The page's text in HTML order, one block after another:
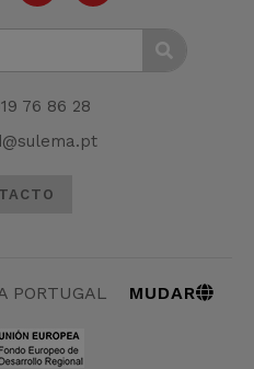
76 86 28
PORTUGAL MUDAR